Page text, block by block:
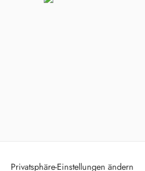
Privatsphäre-Einstellungen ändern